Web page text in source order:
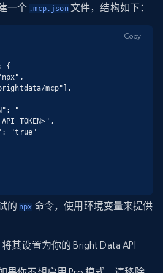
一个 .mcp.json文件，结构如下：
Copy
的 npx 命令，使用环境变量来提供
其设置为你的 Bright Data API